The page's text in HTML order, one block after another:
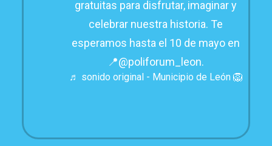
gratuitas para disfrutar, imaginar y
celebrar nuestra historia. Te
esperamos hasta el 10 de mayo en
📍@poliforum_leon.
♬ sonido original - Municipio de León 🦁